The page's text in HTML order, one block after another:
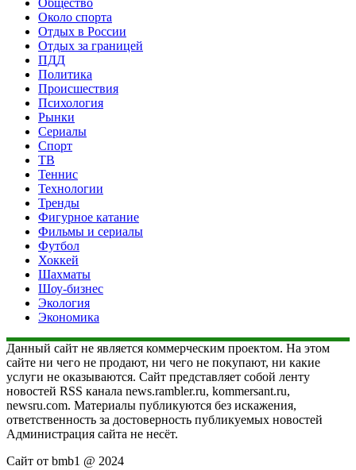
Около спорта
Отдых в России
Отдых за границей
ПДД
Политика
Происшествия
Психология
Рынки
Сериалы
Спорт
ТВ
Теннис
Технологии
Тренды
Фигурное катание
Фильмы и сериалы
Футбол
Хоккей
Шахматы
Шоу-бизнес
Экология
Экономика
Данный сайт не является коммерческим проектом. На этом
сайте ни чего не продают, ни чего не покупают, ни какие
услуги не оказываются. Сайт представляет собой ленту
новостей RSS канала news.rambler.ru, kommersant.ru,
newsru.com. Материалы публикуются без искажения,
ответственность за достоверность публикуемых новостей
Администрация сайта не несёт.
Сайт от bmb1 @ 2024